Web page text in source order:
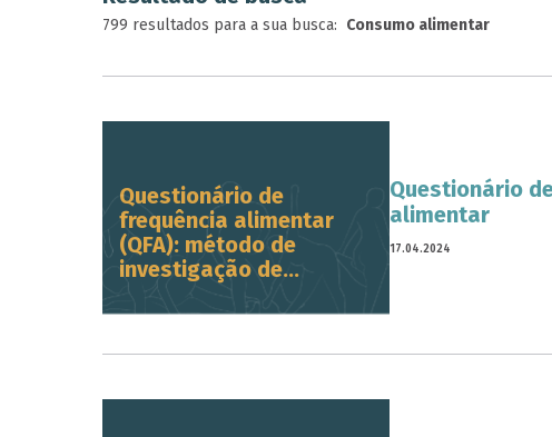
799 resultados para a sua busca: Consumo alimentar
Questionário de
frequência alimentar
(QFA): método de
investigação de...
Questionário
alimentar
17.04.2024